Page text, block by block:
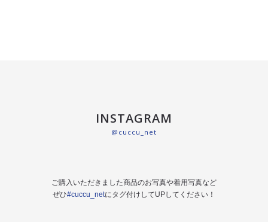
INSTAGRAM
@cuccu_net
ご購入いただきました商品のお写真や着用写真など
ぜひ#cuccu_netにタグ付けしてUPしてください！